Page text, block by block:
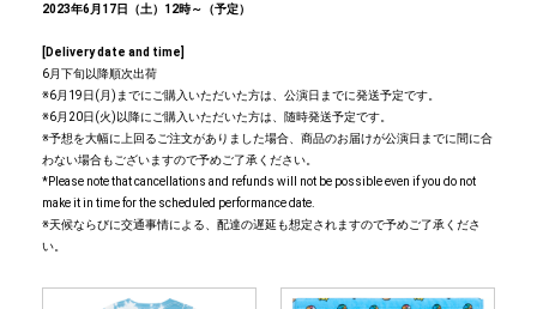
2023年6月17日（土）12時～（予定）
[Delivery date and time]
6月下旬以降順次出荷
※6月19日(月)までにご購入いただいた方は、公演日までに発送予定です。
※6月20日(火)以降にご購入いただいた方は、随時発送予定です。
※予想を大幅に上回るご注文がありました場合、商品のお届けが公演日までに間に合
わない場合もございますので予めご了承ください。
*Please note that cancellations and refunds will not be possible even if you do not
make it in time for the scheduled performance date.
※天候ならびに交通事情による、配達の遅延も想定されますので予めご了承くださ
い。